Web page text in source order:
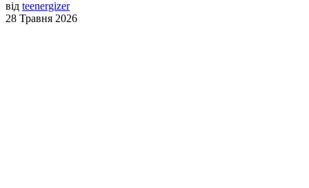
від teenergizer
28 Травня 2026